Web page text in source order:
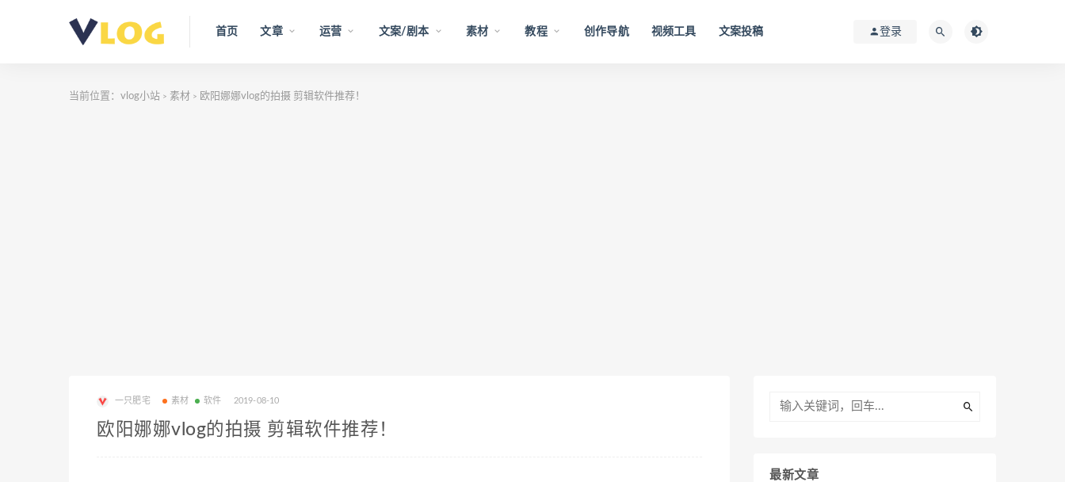
首页 文章 运营 文案/剧本 素材 教程 创作导航 视频工具 文案投稿 登录
当前位置： vlog小站 > 素材 > 欧阳娜娜vlog的拍摄 剪辑软件推荐！
一只肥宅 素材 软件 2019-08-10
欧阳娜娜vlog的拍摄 剪辑软件推荐！
最新文章